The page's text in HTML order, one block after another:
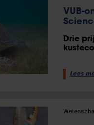
VUB-
Drie
Lees